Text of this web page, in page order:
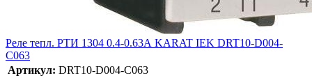
Реле тепл. РТИ 1304 0.4-0.63А KARAT IEK DRT10-D004-
C063
Артикул: DRT10-D004-C063